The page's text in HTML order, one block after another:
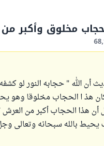
مخلوق وأكبر
أن الله " حجابه النور لو
هذ ا الحجاب مخلوقا وهو
أن هذا الحجاب أكبر من العرش
يحيط بالله سبحانه وتعالى